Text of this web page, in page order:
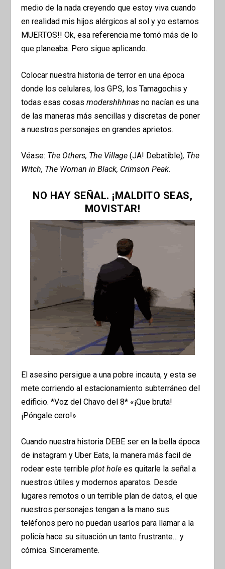
medio de la nada creyendo que estoy viva cuando
en realidad mis hijos alérgicos al sol y yo estamos
MUERTOS!! Ok, esa referencia me tomó más de lo
que planeaba. Pero sigue aplicando.
Colocar nuestra historia de terror en una época
donde los celulares, los GPS, los Tamagochis y
todas esas cosasmodershhhnas no nacían es una
de las maneras más sencillas y discretas de poner
a nuestros personajes en grandes aprietos.
Véase: The Others, The Village(JA! Debatible), The
Witch, The Woman in Black, Crimson Peak.
NO HAY SEÑAL. ¡MALDITO SEAS,
MOVISTAR!
El asesino persigue a una pobre incauta, y esta se
mete corriendo al estacionamiento subterráneo del
edificio. *Voz del Chavo del 8* «¡Que bruta!
¡Póngale cero!»
Cuando nuestra historia DEBE ser en la bella época
de instagram y Uber Eats, la manera más facil de
rodear este terribleplot hole es quitarle la señal a
nuestros útiles y modernos aparatos. Desde
lugares remotos o un terrible plan de datos, el que
nuestros personajes tengan a la mano sus
teléfonos pero no puedan usarlos para llamar a la
policía hace su situación un tanto frustrante… y
cómica. Sinceramente.